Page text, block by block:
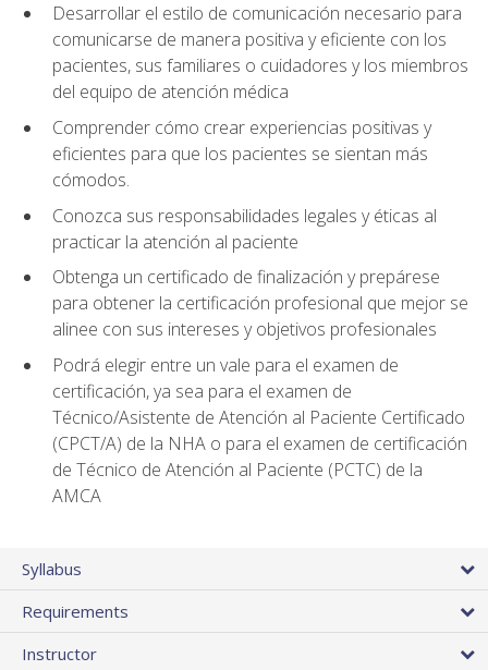
Desarrollar el estilo de comunicación necesario para
comunicarse de manera positiva y eficiente con los
pacientes, sus familiares o cuidadores y los miembros
del equipo de atención médica
Comprender cómo crear experiencias positivas y
eficientes para que los pacientes se sientan más
cómodos.
Conozca sus responsabilidades legales y éticas al
practicar la atención al paciente
Obtenga un certificado de finalización y prepárese
para obtener la certificación profesional que mejor se
alinee con sus intereses y objetivos profesionales
Podrá elegir entre un vale para el examen de
certificación, ya sea para el examen de
Técnico/Asistente de Atención al Paciente Certificado
(CPCT/A) de la NHA o para el examen de certificación
de Técnico de Atención al Paciente (PCTC) de la
AMCA
Syllabus
Requirements
Instructor